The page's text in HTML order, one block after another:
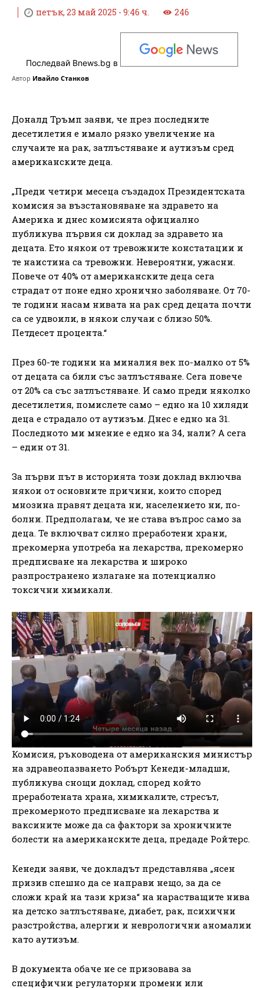
петък, 23 май 2025 - 9:46 ч. 246
Последвай Bnews.bg в
Автор Ивайло Станков
Доналд Тръмп заяви, че през последните
десетилетия е имало рязко увеличение на
случаите на рак, затлъстяване и аутизъм сред
американските деца.
„Преди четири месеца създадох Президентската
комисия за възстановяване на здравето на
Америка и днес комисията официално
публикува първия си доклад за здравето на
децата. Ето някои от тревожните констатации и
те наистина са тревожни. Невероятни, ужасни.
Повече от 40% от американските деца сега
страдат от поне едно хронично заболяване. От 70-
те години насам нивата на рак сред децата почти
са се удвоили, в някои случаи с близо 50%.
Петдесет процента.“
През 60-те години на миналия век по-малко от 5%
от децата са били със затлъстяване. Сега повече
от 20% са със затлъстяване. И само преди няколко
десетилетия, помислете само – едно на 10 хиляди
деца е страдало от аутизъм. Днес е едно на 31.
Последното ми мнение е едно на 34, нали? А сега
– един от 31.
За първи път в историята този доклад включва
някои от основните причини, които според
мнозина правят децата ни, населението ни, по-
болни. Предполагам, че не става въпрос само за
деца. Те включват силно преработени храни,
прекомерна употреба на лекарства, прекомерно
предписване на лекарства и широко
разпространено излагане на потенциално
токсични химикали.
Комисия, ръководена от американския министър
на здравеопазването Робърт Кенеди-младши,
публикува снощи доклад, според който
преработената храна, химикалите, стресът,
прекомерното предписване на лекарства и
ваксините може да са фактори за хроничните
болести на американските деца, предаде Ройтерс.
Кенеди заяви, че докладът представлява „ясен
призив спешно да се направи нещо, за да се
сложи край на тази криза“ на нарастващите нива
на детско затлъстяване, диабет, рак, психични
разстройства, алергии и неврологични аномалии
като аутизъм.
В документа обаче не се призовава за
специфични регулаторни промени или